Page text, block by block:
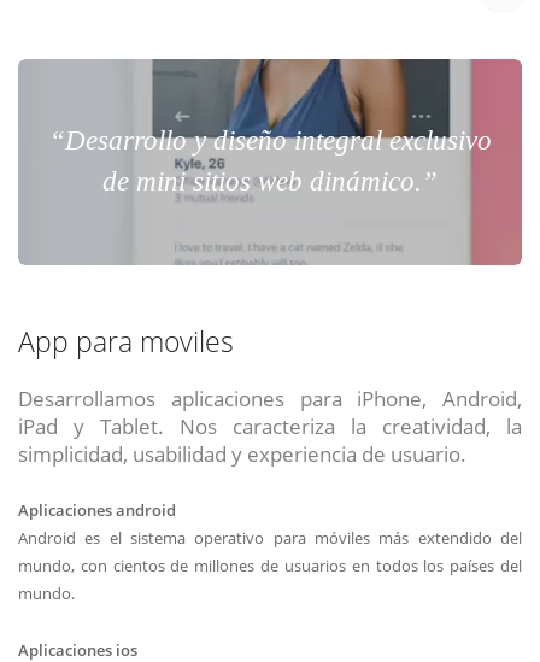
“Desarrollo y diseño integral exclusivo
de mini sitios web dinámico.”
App para moviles
Desarrollamos aplicaciones para iPhone, Android,
iPad y Tablet. Nos caracteriza la creatividad, la
simplicidad, usabilidad y experiencia de usuario.
Aplicaciones android
Android es el sistema operativo para móviles más extendido del
mundo, con cientos de millones de usuarios en todos los países del
mundo.
Aplicaciones ios